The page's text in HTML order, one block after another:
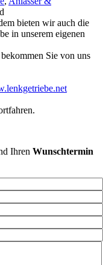
bieten wir auch die
in unserem eigenen
Sie von uns
Ihren Wunschtermin